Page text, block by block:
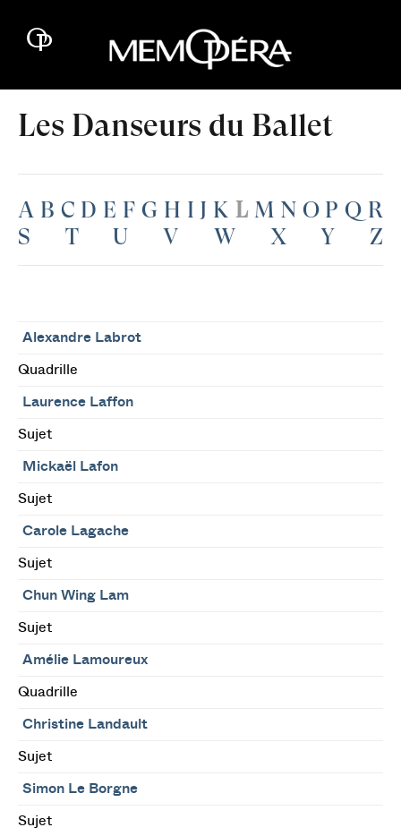
Les Danseurs du Ballet
A B C D E F G H I J K L M N O P Q R
S
T U V W X Y Z
Alexandre Labrot
Quadrille
Laurence Laffon
Sujet
Mickaël Lafon
Sujet
Carole Lagache
Sujet
Chun Wing Lam
Sujet
Amélie Lamoureux
Quadrille
Christine Landault
Sujet
Simon Le Borgne
Sujet